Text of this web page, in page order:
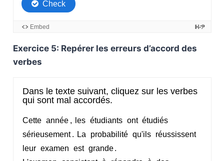
Exercice 5: Repérer les erreurs d’accord des
verbes